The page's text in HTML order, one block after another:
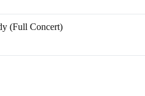
(Full Concert)